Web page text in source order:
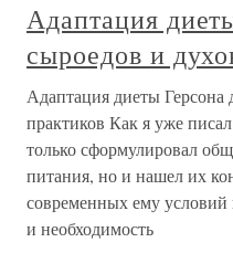
Адаптация
сыроедов и
Адаптация диеты
практиков Как я уже
только сформулировал
питания, но и нашел их
современных ему условий
и необходимость